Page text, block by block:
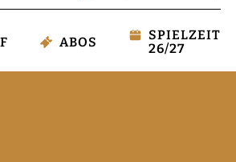
ABOS
SPIELZEIT
26/27